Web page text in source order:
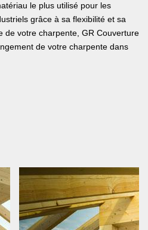
le plus utilisé pour les
grâce à sa flexibilité et sa
de votre charpente, GR Couverture
de votre charpente dans